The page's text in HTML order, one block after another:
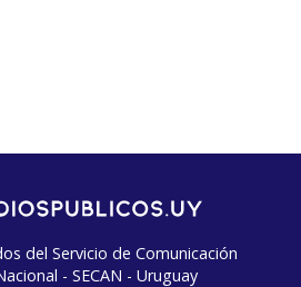
del Servicio de Comunicación
- SECAN - Uruguay